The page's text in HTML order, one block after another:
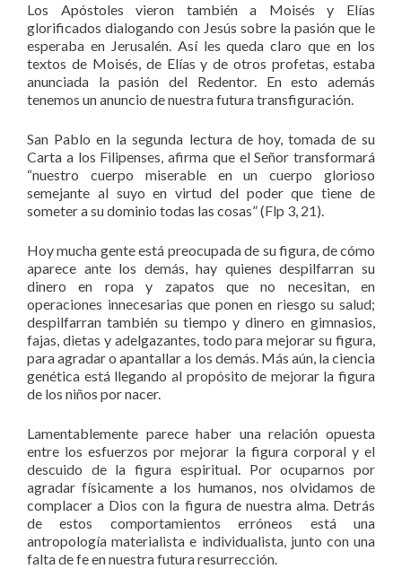
Los Apóstoles vieron también a Moisés y Elías
glorificados dialogando con Jesús sobre la pasión que le
esperaba en Jerusalén. Así les queda claro que en los
textos de Moisés, de Elías y de otros profetas, estaba
anunciada la pasión del Redentor. En esto además
tenemos un anuncio de nuestra futura transfiguración.
San Pablo en la segunda lectura de hoy, tomada de su
Carta a los Filipenses, afirma que el Señor transformará
“nuestro cuerpo miserable en un cuerpo glorioso
semejante al suyo en virtud del poder que tiene de
someter a su dominio todas las cosas” (Flp 3, 21).
Hoy mucha gente está preocupada de su figura, de cómo
aparece ante los demás, hay quienes despilfarran su
dinero en ropa y zapatos que no necesitan, en
operaciones innecesarias que ponen en riesgo su salud;
despilfarran también su tiempo y dinero en gimnasios,
fajas, dietas y adelgazantes, todo para mejorar su figura,
para agradar o apantallar a los demás. Más aún, la ciencia
genética está llegando al propósito de mejorar la figura
de los niños por nacer.
Lamentablemente parece haber una relación opuesta
entre los esfuerzos por mejorar la figura corporal y el
descuido de la figura espiritual. Por ocuparnos por
agradar físicamente a los humanos, nos olvidamos de
complacer a Dios con la figura de nuestra alma. Detrás
de estos comportamientos erróneos está una
antropología materialista e individualista, junto con una
falta de fe en nuestra futura resurrección.